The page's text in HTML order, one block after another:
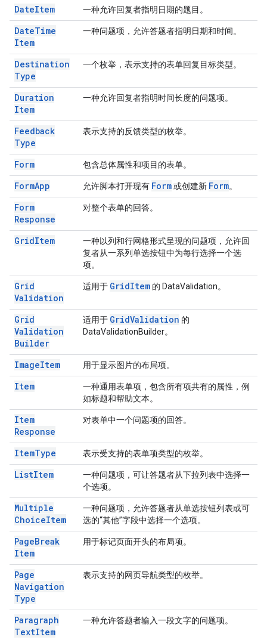
DateItem 一种允许回复者指明日期的题目。
DateTime
Item
一种问题项，允许答题者指明日期和时间。
Destination
Type
一个枚举，表示支持的表单回复目标类型。
Duration
Item
一种允许回复者指明时间长度的问题项。
Feedback
Type
表示支持的反馈类型的枚举。
Form 包含总体属性和项目的表单。
FormApp 允许脚本打开现有 Form或创建新 Form。
Form
Response
对整个表单的回答。
GridItem
一种以列和行网格形式呈现的问题项，允许回
复者从一系列单选按钮中为每行选择一个选
项。
Grid
Validation
适用于 GridItem 的 DataValidation。
Grid
Validation
Builder
适用于 GridValidation 的
DataValidationBuilder。
ImageItem 用于显示图片的布局项。
Item
一种通用表单项，包含所有项共有的属性，例
如标题和帮助文本。
Item
Response
对表单中一个问题项的回答。
ItemType 表示受支持的表单项类型的枚举。
ListItem
一种问题项，可让答题者从下拉列表中选择一
个选项。
Multiple
ChoiceItem
一种问题项，允许答题者从单选按钮列表或可
选的“其他”字段中选择一个选项。
PageBreak
Item
用于标记页面开头的布局项。
Page
Navigation
Type
表示支持的网页导航类型的枚举。
Paragraph
TextItem
一种允许答题者输入一段文字的问题项。